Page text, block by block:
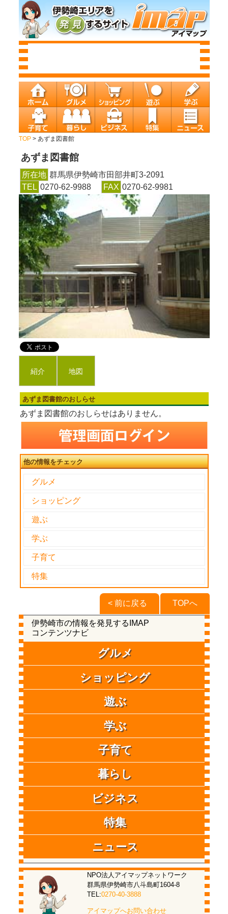
TOP> あずま図書館
あずま図書館
所在地 群馬県伊勢崎市田部井町3-2091
TEL 0270-62-9988 FAX 0270-62-9981
紹介 地図
あずま図書館のおしらせ
あずま図書館のおしらせはありません。
他の情報をチェック
グルメ
ショッピング
遊ぶ
学ぶ
子育て
特集
TOPへ
< 前に戻る
伊勢崎市の情報を発見するIMAP
コンテンツナビ
グルメ
ショッピング
遊ぶ
学ぶ
子育て
暮らし
ビジネス
特集
ニュース
NPO法人アイマップネットワーク
群馬県伊勢崎市八斗島町1604-8
TEL:0270-40-3888
アイマップへお問い合わせ